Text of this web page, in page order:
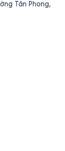
Tân Phong,